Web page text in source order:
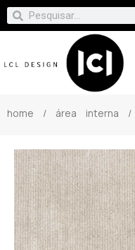
home / área interna /